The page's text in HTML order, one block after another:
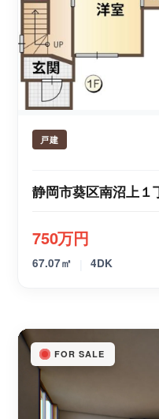
戸建
静岡市葵区南沼上１
750万円
67.07㎡ 4DK
FOR SALE